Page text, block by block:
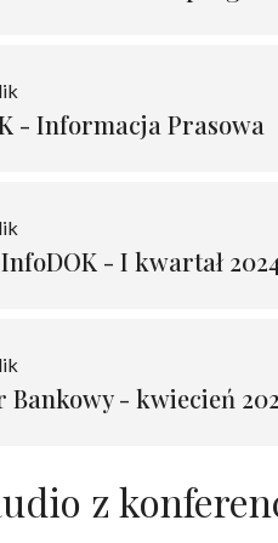
- Informacja Prasowa
- I kwartał
Bankowy - kwiecień
z